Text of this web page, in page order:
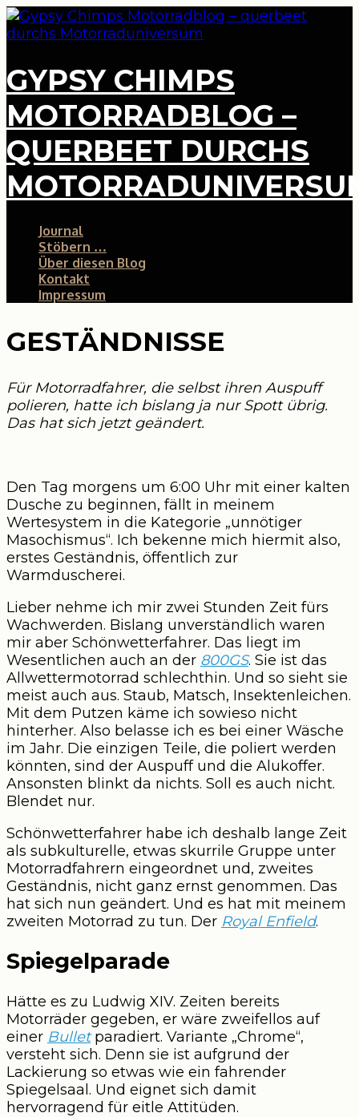
GYPSY CHIMPS
MOTORRADBLOG –
QUERBEET DURCHS
Journal
Stöbern …
Über diesen Blog
Kontakt
Impressum
GESTÄNDNISSE
Für Motorradfahrer, die selbst ihren Auspuff
polieren, hatte ich bislang ja nur Spott übrig.
Das hat sich jetzt geändert.
Den Tag morgens um 6:00 Uhr mit einer kalten
Dusche zu beginnen, fällt in meinem
Wertesystem in die Kategorie „unnötiger
Masochismus“. Ich bekenne mich hiermit also,
erstes Geständnis, öffentlich zur
Warmduscherei.
Lieber nehme ich mir zwei Stunden Zeit fürs
Wachwerden. Bislang unverständlich waren
mir aber Schönwetterfahrer. Das liegt im
Wesentlichen auch an der 800GS. Sie ist das
Allwettermotorrad schlechthin. Und so sieht sie
meist auch aus. Staub, Matsch, Insektenleichen.
Mit dem Putzen käme ich sowieso nicht
hinterher. Also belasse ich es bei einer Wäsche
im Jahr. Die einzigen Teile, die poliert werden
könnten, sind der Auspuff und die Alukoffer.
Ansonsten blinkt da nichts. Soll es auch nicht.
Blendet nur.
Schönwetterfahrer habe ich deshalb lange Zeit
als subkulturelle, etwas skurrile Gruppe unter
Motorradfahrern eingeordnet und, zweites
Geständnis, nicht ganz ernst genommen. Das
hat sich nun geändert. Und es hat mit meinem
zweiten Motorrad zu tun. Der Royal Enfield.
Spiegelparade
Hätte es zu Ludwig XIV. Zeiten bereits
Motorräder gegeben, er wäre zweifellos auf
einer Bulletparadiert. Variante „Chrome“,
versteht sich. Denn sie ist aufgrund der
Lackierung so etwas wie ein fahrender
Spiegelsaal. Und eignet sich damit
hervorragend für eitle Attitüden.